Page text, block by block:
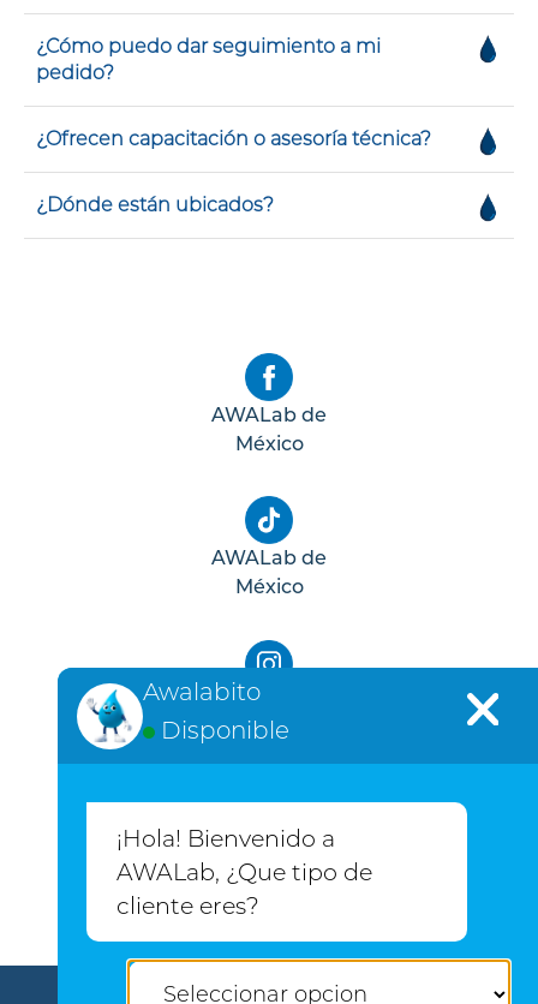
¿Cómo puedo dar seguimiento a mi
pedido?
¿Ofrecen capacitación o asesoría técnica?
¿Dónde están ubicados?
AWALab de
México
AWALab de
México
AWALab de
México
AWALab de
México
Awalabito
Disponible
¡Hola! Bienvenido a
AWALab, ¿Que tipo de
cliente eres?